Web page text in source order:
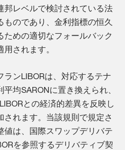
邦レベルで検討されている法
ものであり、金利指標の恒久
ための適切なフォールバック
されます。
ランLIBORは、対応するテナ
均SARONに置き換えられ、
との経済的差異を反映し
されます。当該規則で規定さ
値は、国際スワップデリバテ
を参照するデリバティブ契